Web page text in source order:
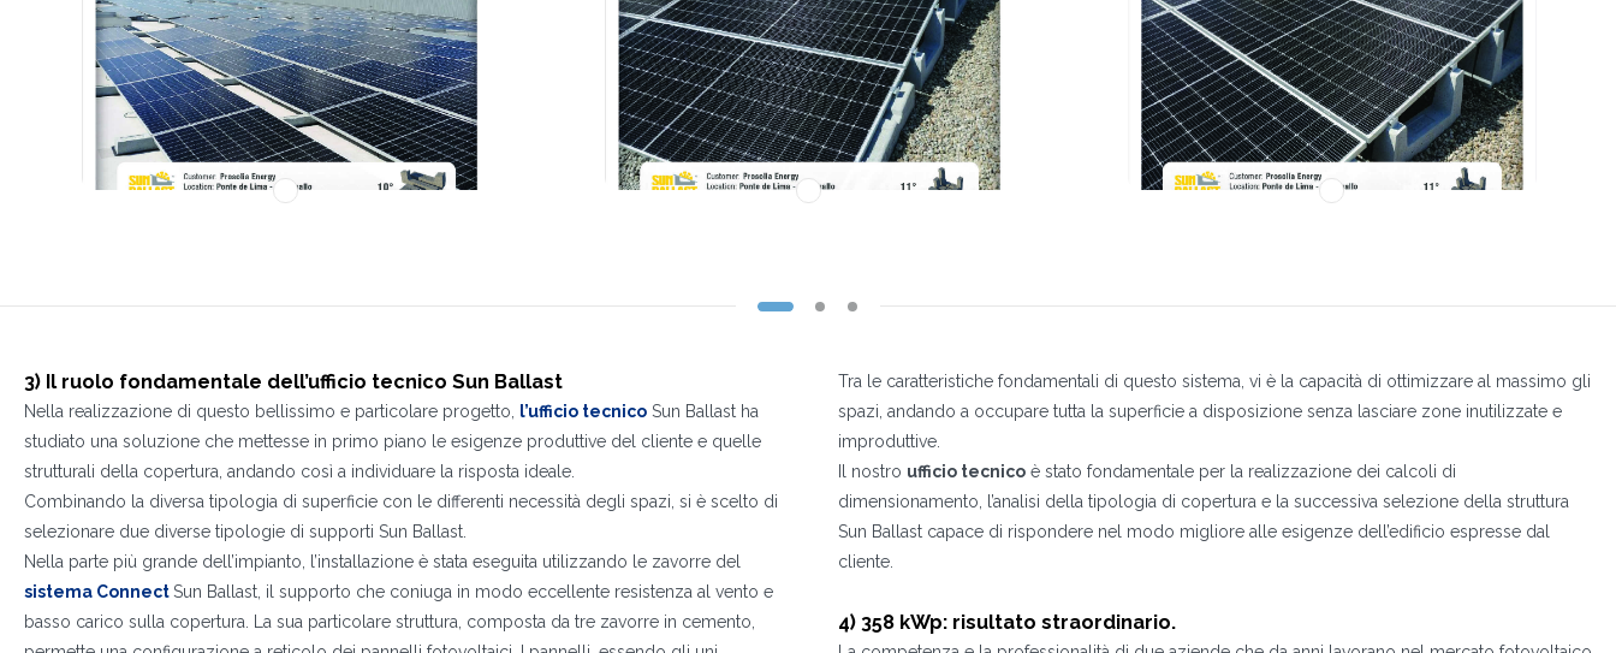
1 2 3
3) Il ruolo fondamentale dell’ufficio tecnico Sun Ballast
Nella realizzazione di questo bellissimo e particolare progetto, l’ufficio tecnico Sun Ballast ha
studiato una soluzione che mettesse in primo piano le esigenze produttive del cliente e quelle
strutturali della copertura, andando così a individuare la risposta ideale.
Combinando la diversa tipologia di superficie con le differenti necessità degli spazi, si è scelto di
selezionare due diverse tipologie di supporti Sun Ballast.
Nella parte più grande dell’impianto, l’installazione è stata eseguita utilizzando le zavorre del
sistema ConnectSun Ballast, il supporto che coniuga in modo eccellente resistenza al vento e
basso carico sulla copertura. La sua particolare struttura, composta da tre zavorre in cemento,
Tra le caratteristiche fondamentali di questo sistema, vi è la capacità di ottimizzare al massimo gli
spazi, andando a occupare tutta la superficie a disposizione senza lasciare zone inutilizzate e
improduttive.
Il nostro ufficio tecnico è stato fondamentale per la realizzazione dei calcoli di
dimensionamento, l’analisi della tipologia di copertura e la successiva selezione della struttura
Sun Ballast capace di rispondere nel modo migliore alle esigenze dell’edificio espresse dal
cliente.
4) 358 kWp: risultato straordinario.
Il campo Nome è obbligatorio
Il campo Cognome è obbligatorio
Il campo Azienda è obbligatorio
Il campo Città è obbligatorio
Il campo Telefono è obbligatorio
Il campo E-mail è obbligatorio
E-mail inserita non valida
È indispensabile accettare la Privacy Policy
Iscrizione effettuata con successo. Verificare la propria casella e-mail per procedere
Spiacenti, si è verificato il seguente errore: